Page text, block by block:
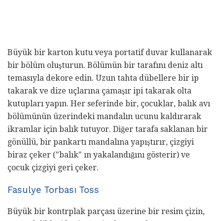
Büyük bir karton kutu veya portatif duvar kullanarak
bir bölüm oluşturun. Bölümün bir tarafını deniz altı
temasıyla dekore edin. Uzun tahta dübellere bir ip
takarak ve dize uçlarına çamaşır ipi takarak olta
kutupları yapın. Her seferinde bir, çocuklar, balık avı
bölümünün üzerindeki mandalın ucunu kaldırarak
ikramlar için balık tutuyor. Diğer tarafa saklanan bir
gönüllü, bir pankartı mandalına yapıştırır, çizgiyi
biraz çeker ("balık" ın yakalandığını gösterir) ve
çocuk çizgiyi geri çeker.
Fasulye Torbası Toss
Büyük bir kontrplak parçası üzerine bir resim çizin,